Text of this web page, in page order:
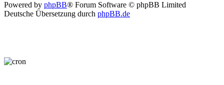
Powered by phpBB® Forum Software © phpBB Limited
Deutsche Übersetzung durch phpBB.de